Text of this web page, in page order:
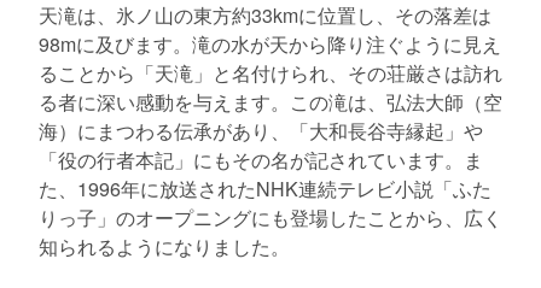
天滝は、氷ノ山の東方約33kmに位置し、その落差は
98mに及びます。滝の水が天から降り注ぐように見え
ることから「天滝」と名付けられ、その荘厳さは訪れ
る者に深い感動を与えます。この滝は、弘法大師（空
海）にまつわる伝承があり、「大和長谷寺縁起」や
「役の行者本記」にもその名が記されています。ま
た、1996年に放送されたNHK連続テレビ小説「ふた
りっ子」のオープニングにも登場したことから、広く
知られるようになりました。